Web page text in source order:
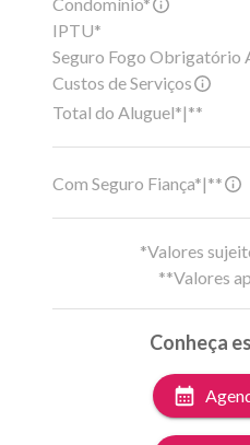
IPTU*
Seguro Fogo Obrigatório
Custos de Serviços
Total do Aluguel*|**
Com Seguro Fiança*|**
*Valores
**Valores
Conheça